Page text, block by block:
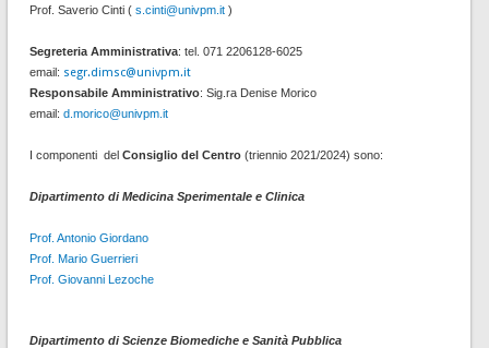
Prof. Saverio Cinti ( s.cinti@univpm.it)
Segreteria Amministrativa: tel. 071 2206128-6025
email: segr.dimsc@univpm.it
Responsabile Amministrativo: Sig.ra Denise Morico
email: d.morico@univpm.it
I componenti del Consiglio del Centro (triennio 2021/2024) sono:
Dipartimento di Medicina Sperimentale e Clinica
Prof. Antonio Giordano
Prof. Mario Guerrieri
Prof. Giovanni Lezoche
Dipartimento di Scienze Biomediche e Sanità Pubblica